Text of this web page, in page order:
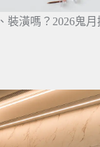
裝潢嗎？2026鬼